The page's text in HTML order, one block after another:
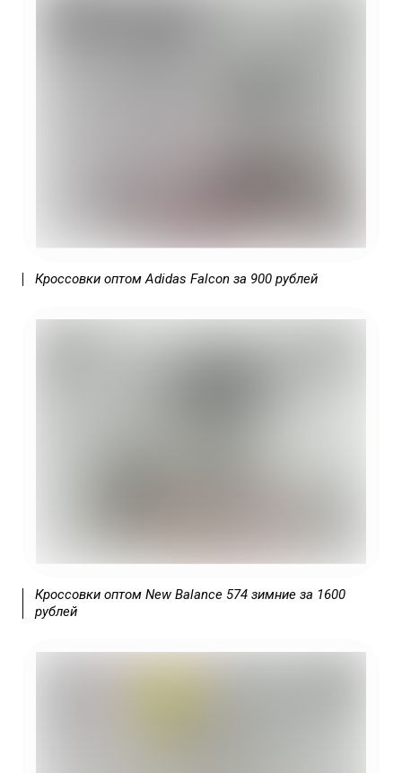
Кроссовки оптом Adidas Falcon за 900 рублей
Кроссовки оптом New Balance 574 зимние за 1600
рублей